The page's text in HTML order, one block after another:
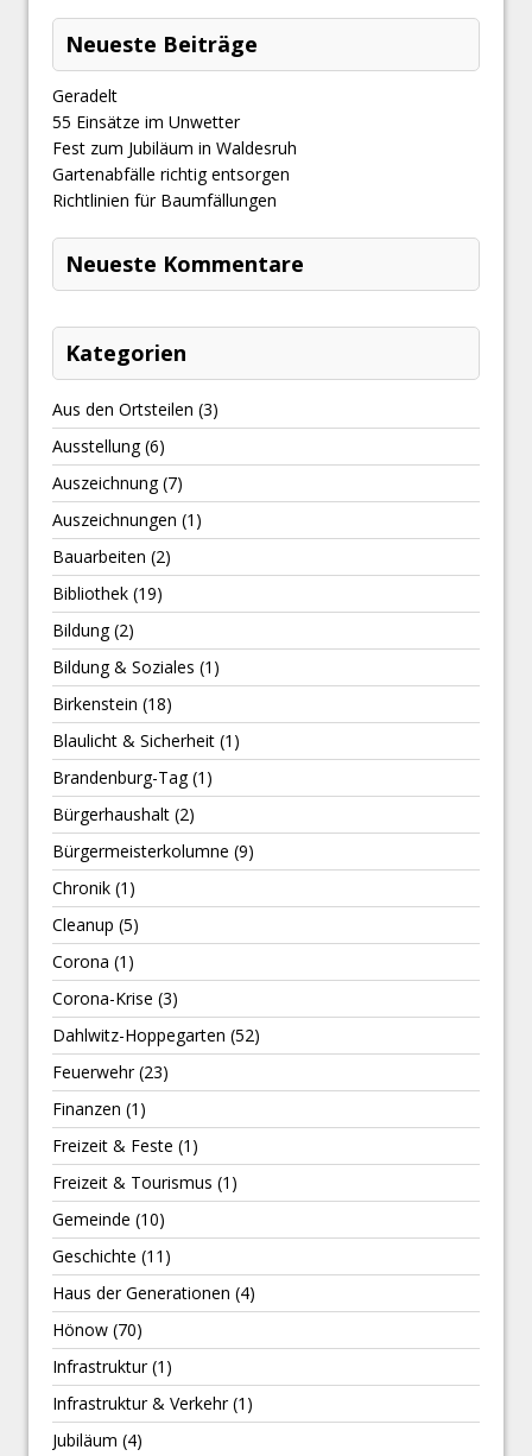
Neueste Beiträge
Geradelt
​55 Einsätze im Unwetter
Fest zum Jubiläum in Waldesruh
Gartenabfälle richtig entsorgen
Richtlinien für Baumfällungen
Neueste Kommentare
Kategorien
Aus den Ortsteilen (3)
Ausstellung(6)
Auszeichnung(7)
Auszeichnungen (1)
Bauarbeiten (2)
Bibliothek (19)
Bildung(2)
Bildung & Soziales (1)
Birkenstein (18)
Blaulicht & Sicherheit (1)
Brandenburg-Tag(1)
Bürgerhaushalt (2)
Bürgermeisterkolumne (9)
Chronik (1)
Cleanup (5)
Corona (1)
Corona-Krise (3)
Dahlwitz-Hoppegarten (52)
Feuerwehr(23)
Finanzen (1)
Freizeit & Feste (1)
Freizeit & Tourismus (1)
Gemeinde (10)
Geschichte (11)
Haus der Generationen (4)
Hönow (70)
Infrastruktur(1)
Infrastruktur & Verkehr(1)
Jubiläum (4)